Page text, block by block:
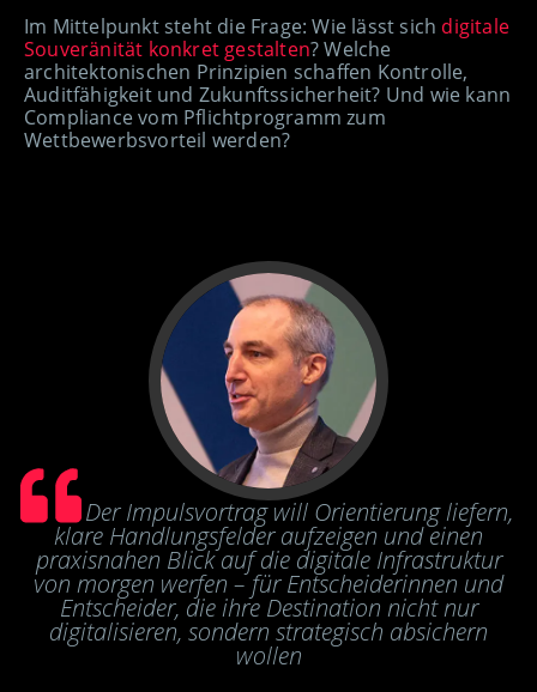
Im Mittelpunkt steht die Frage: Wie lässt sich digitale
Souveränität konkret gestalten? Welche
architektonischen Prinzipien schaffen Kontrolle,
Auditfähigkeit und Zukunftssicherheit? Und wie kann
Compliance vom Pflichtprogramm zum
Wettbewerbsvorteil werden?
Der Impulsvortrag will Orientierung liefern,
klare Handlungsfelder aufzeigen und einen
praxisnahen Blick auf die digitale Infrastruktur
von morgen werfen – für Entscheiderinnen und
Entscheider, die ihre Destination nicht nur
digitalisieren, sondern strategisch absichern
wollen